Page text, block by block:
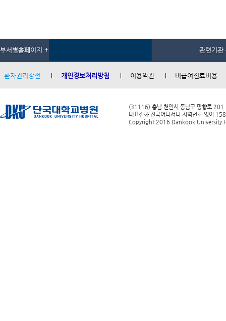
부서별홈페이지 + 관련기관
환자권리장전 개인정보처리방침 이용약관 비급여진료비용
(31116) 충남 천안시 동남구 망향로 201
대표전화 전국어디서나 지역번호 없이
Copyright 2016 Dankook University